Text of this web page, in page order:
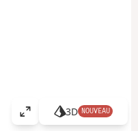
A
3D NOUVEAU